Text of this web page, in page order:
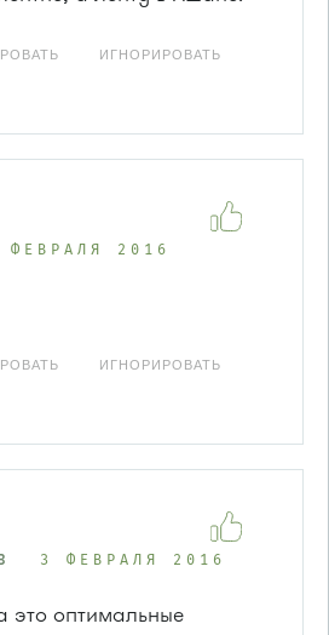
ИГНОРИРОВАТЬ
ФЕВРАЛЯ 2016
ИГНОРИРОВАТЬ
3 ФЕВРАЛЯ 2016
оптимальные